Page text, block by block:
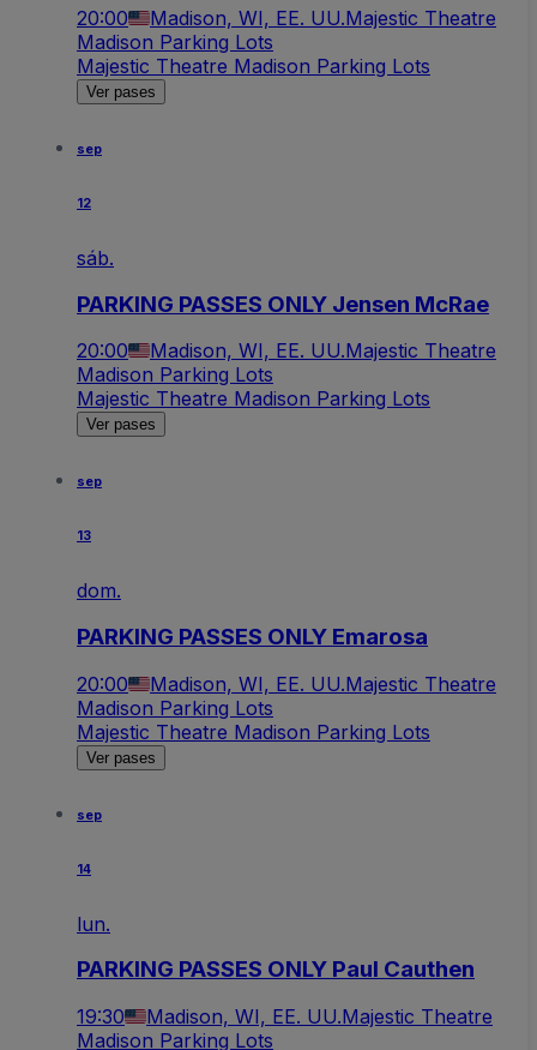
20:00 Madison, WI, EE. UU.Majestic Theatre
Madison Parking Lots
Majestic Theatre Madison Parking Lots
Ver pases
sep
12
sáb.
PARKING PASSES ONLY Jensen McRae
20:00 Madison, WI, EE. UU.Majestic Theatre
Madison Parking Lots
Majestic Theatre Madison Parking Lots
Ver pases
sep
13
dom.
PARKING PASSES ONLY Emarosa
20:00 Madison, WI, EE. UU.Majestic Theatre
Madison Parking Lots
Majestic Theatre Madison Parking Lots
Ver pases
sep
14
lun.
PARKING PASSES ONLY Paul Cauthen
19:30 Madison, WI, EE. UU.Majestic Theatre
Madison Parking Lots